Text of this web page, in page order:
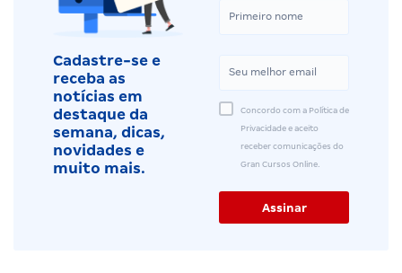
Cadastre-se e
receba as
notícias em
destaque da
semana, dicas,
novidades e
muito mais.
Concordo com a Política de
Privacidade e aceito
receber comunicações do
Gran Cursos Online.